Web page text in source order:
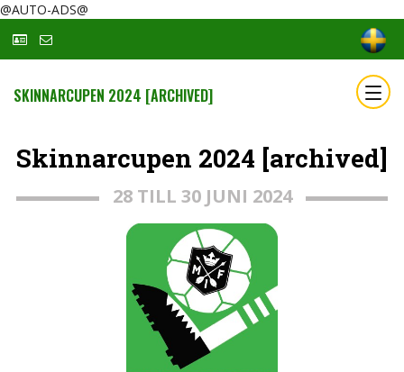
@AUTO-ADS@
SKINNARCUPEN 2024 [ARCHIVED]
Skinnarcupen 2024 [archived]
28 TILL 30 JUNI 2024